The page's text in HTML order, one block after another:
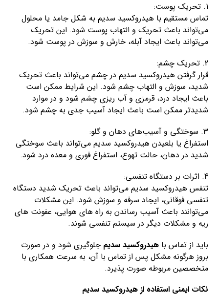
1. تحریک پوست:
تماس مستقیم با هیدروکسید سدیم به شکل جامد یا محلول
می‌تواند باعث تحریک و التهاب پوست شود. این تحریک
می‌تواند باعث ایجاد آبله، خارش و سوزش در پوست شود.
2. تحریک چشم:
قرار گرفتن هیدروکسید سدیم در چشم می‌تواند باعث تحریک
شدید، سوزش و التهاب چشم شود. این شرایط ممکن است
باعث ایجاد درد، قرمزی و آب ریزی چشم شود و در موارد
شدیدتر ممکن است باعث ایجاد آسیب جدی به چشم شود.
3. سوختگی و آسیب‌های دهان و گلو:
استفراغ یا بلعیدن هیدروکسید سدیم می‌تواند باعث سوختگی
شدید در دهان، حالت تهوع، استفراغ فوری و معده درد شود.
4. اثرات بر دستگاه تنفسی:
تنفس هیدروکسید سدیم می‌تواند باعث تحریک شدید دستگاه
تنفسی فوقانی، ایجاد سرفه و سوزش شود. این مشکلات
می‌توانند باعث آسیب رساندن به راه های هوایی، عفونت های
ریه و مشکلات دیگر در سیستم تنفسی شوند.
باید از تماس باهیدروکسید سدیم جلوگیری شود و در صورت
بروز هرگونه مشکل پس از تماس با آن، به سرعت همکاری با
متخصصین مربوطه صورت پذیرد.
نکات ایمنی استفاده از هیدروکسید سدیم